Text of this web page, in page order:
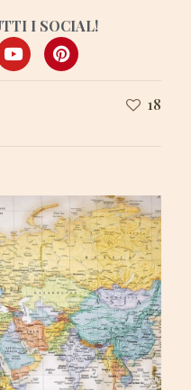
I SOCIAL!
18